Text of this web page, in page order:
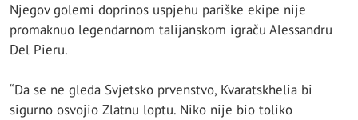
Njegov golemi doprinos uspjehu pariške ekipe nije
promaknuo legendarnom talijanskom igraču Alessandru
Del Pieru.
“Da se ne gleda Svjetsko prvenstvo, Kvaratskhelia bi
sigurno osvojio Zlatnu loptu. Niko nije bio toliko